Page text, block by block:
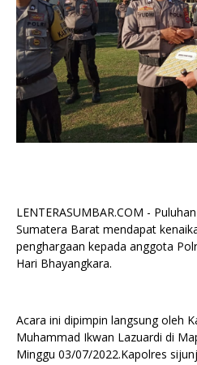
LENTERASUMBAR.COM -
Sumatera Barat mendapat
penghargaan kepada anggota
Hari Bhayangkara.
Acara ini dipimpin langsung oleh
Muhammad Ikwan Lazuardi di
Minggu 03/07/2022.Kapolres